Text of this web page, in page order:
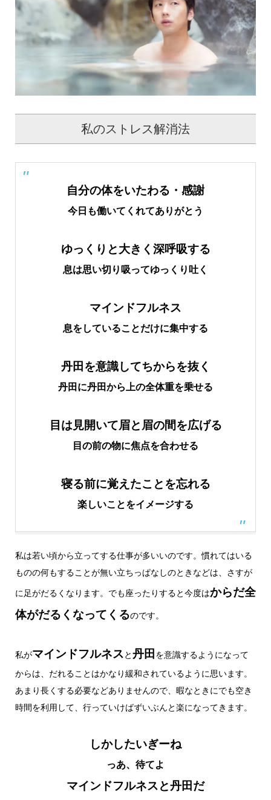
私のストレス解消法
自分の体をいたわる・感謝
今日も働いてくれてありがとう
ゆっくりと大きく深呼吸する
息は思い切り吸ってゆっくり吐く
マインドフルネス
息をしていることだけに集中する
丹田を意識してちからを抜く
丹田に丹田から上の全体重を乗せる
目は見開いて眉と眉の間を広げる
目の前の物に焦点を合わせる
寝る前に覚えたことを忘れる
楽しいことをイメージする
私は若い頃から立ってする仕事が多いいのです。慣れてはいる
ものの何もすることが無い立ちっぱなしのときなどは、さすが
に足がだるくなります。でも座ったりすると今度はからだ全
体がだるくなってくるのです。
私がマインドフルネス と丹田 を意識するようになって
からは、だれることはかなり緩和されているように思います。
あまり長くする必要などありませんので、暇なときにでも空き
時間を利用して、行っていけばずいぶんと楽になってきます。
しかしたいぎーね
っあ、待てよ
マインドフルネスと丹田だ